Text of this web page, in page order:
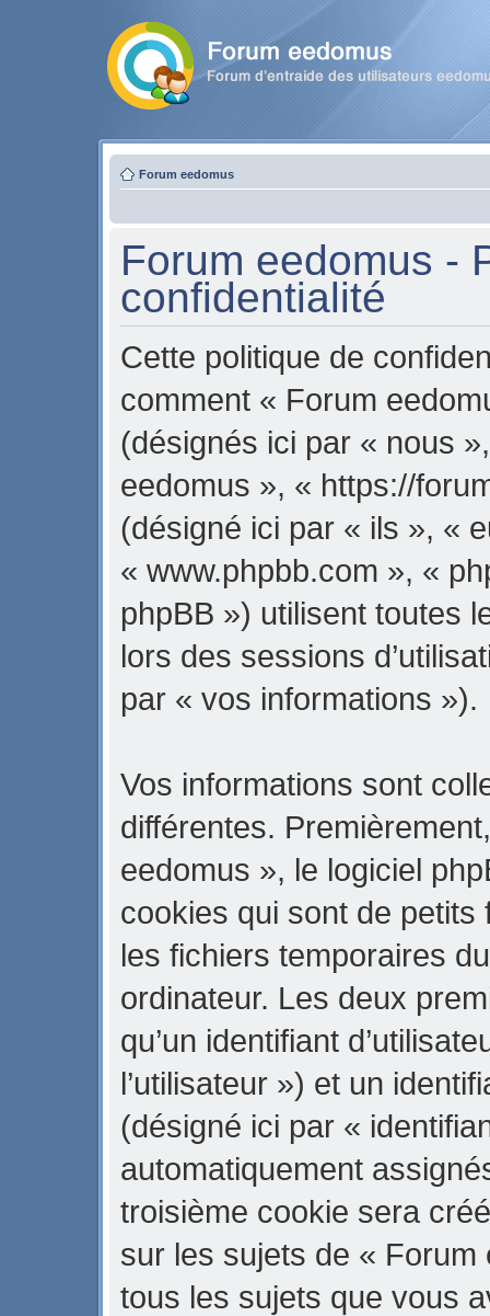
Forum eedomus
Forum eedomus -
confidentialité
Cette politique de
comment « Forum
(désignés ici par « nous
eedomus », « https://
(désigné ici par « ils », «
« www.phpbb.com », «
phpBB ») utilisent toutes
lors des sessions
par « vos informations »).
Vos informations sont
différentes.
eedomus », le logiciel
cookies qui sont de
les fichiers temporaires
ordinateur. Les deux
qu’un identifiant
l’utilisateur ») et un
(désigné ici par «
automatiquement
troisième cookie sera
sur les sujets de «
tous les sujets que vous